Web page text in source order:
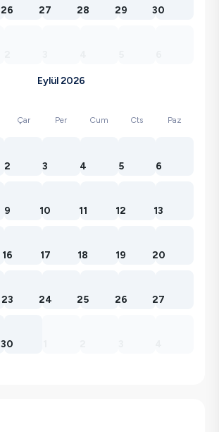
26 27 28 29 30
Eylül 2026
Çar Per Cum Cts Paz
2 3 4 5 6
9 10 11 12 13
16 17 18 19 20
23 24 25 26 27
30